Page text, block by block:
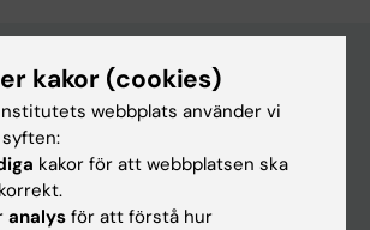
kakor (cookies)
webbplats använder vi
kakor för att webbplatsen ska
analys för att förstå hur